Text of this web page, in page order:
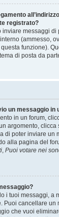
registrato?
messaggi di
(ammesso,
funzione).
di posta da
un messaggio in
in un forum,
argomento, clicca
di poter inviare un
alla pagina del
, Puoi votare nei
i tuoi messaggi, a
Puoi cancellare un
che vuoi